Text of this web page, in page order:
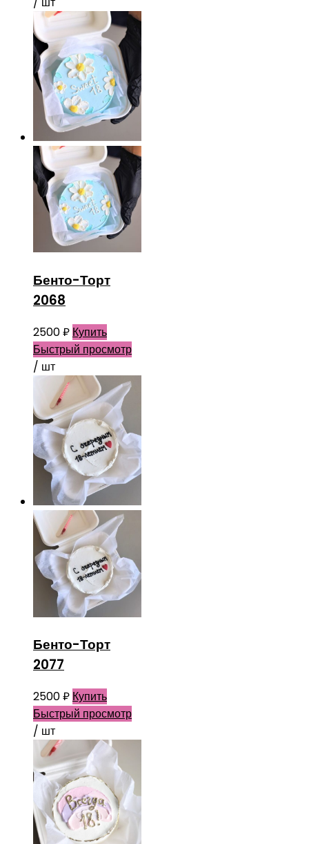
Бенто-Торт
2068
2500₽ Купить
Быстрый просмотр
/ шт
Бенто-Торт
2077
2500₽ Купить
Быстрый просмотр
/ шт